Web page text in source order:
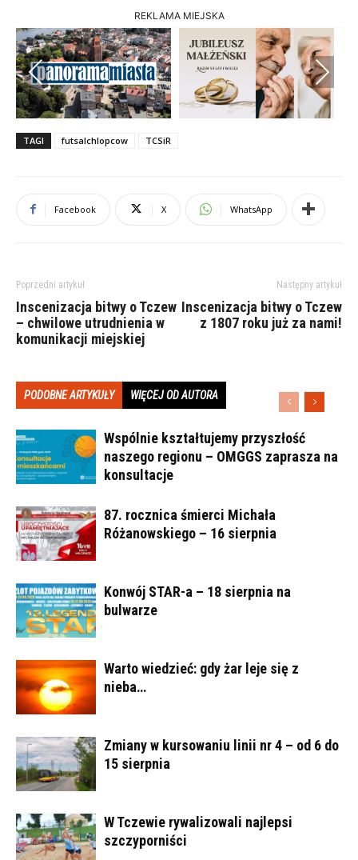
REKLAMA MIEJSKA
Previous Next
TAGI futsalchlopcow TCSiR
Facebook X WhatsApp
Poprzedni artykuł
Inscenizacja bitwy o Tczew
– chwilowe utrudnienia w
komunikacji miejskiej
Następny artykuł
Inscenizacja bitwy o Tczew
z 1807 roku już za nami!
PODOBNE ARTYKUŁY WIĘCEJ OD AUTORA
Wspólnie kształtujemy przyszłość
naszego regionu – OMGGS zaprasza na
konsultacje
87. rocznica śmierci Michała
Różanowskiego – 16 sierpnia
Konwój STAR-a – 18 sierpnia na
bulwarze
Warto wiedzieć: gdy żar leje się z
nieba…
Zmiany w kursowaniu linii nr 4 – od 6 do
15 sierpnia
W Tczewie rywalizowali najlepsi
szczyporniści